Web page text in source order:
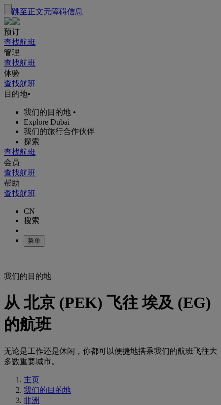
跳至正文无障碍信息
预订
查找航班
管理
查找航班
体验
查找航班
目的地•
我们的目的地 •
Explore Dubai
我们的旅行合作伙伴
探索
查找航班
会员
查找航班
帮助
查找航班
CN
搜索
菜单
我们的目的地
从 北京 (PEK) 飞往 埃及 (EG)
的航班
无论是工作还是休闲，你都可以便捷地搭乘我们的航班飞往大
多数重要城市。
主页
我们的目的地
非洲